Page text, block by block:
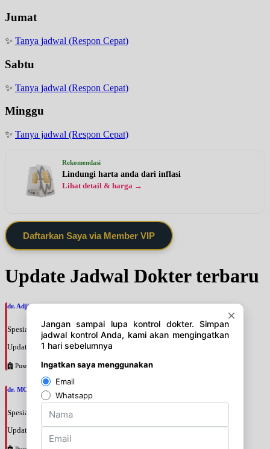
Jumat
✨ Tanya jadwal (Respon Cepat)
Sabtu
✨ Tanya jadwal (Respon Cepat)
Minggu
✨ Tanya jadwal (Respon Cepat)
Rekomendasi
Lindungi harta anda dari inflasi
Lihat detail & harga →
Daftarkan Saya via Member VIP
Update Jadwal Dokter terbaru
dr. Adji Suprajitno, SpPD
Spesialis: Penyakit Dalam
Update terakhir: 2026-08-07 20:37:59
Pusat Pertamina
dr. MOCHAMAD PASHA, SpPD
Spesialis: Penyakit Dalam
Update terakhir: 2026-08-07 20:35:45